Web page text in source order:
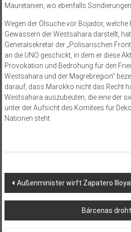
Mauretanien, wo ebenfalls
Wegen der Ölsuche vor Bojador,
Gewässern der Westsahara darstellt,
Generalsekretär der „Polisarischen
an die UNO geschickt, in dem er diese
Provokation und Bedrohung für den
Westsahara und der Magrebregion“
darauf, dass Marokko nicht das Recht
Westsahara auszubeuten, die eine der
unter der Aufsicht des Komitees für
Nationen steht.
Beitragsnavigation
Außenminister wirft Zapatero
Bárcenas